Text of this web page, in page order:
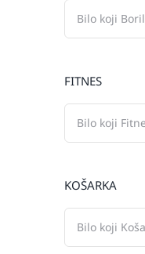
FITNES
KOŠARKA